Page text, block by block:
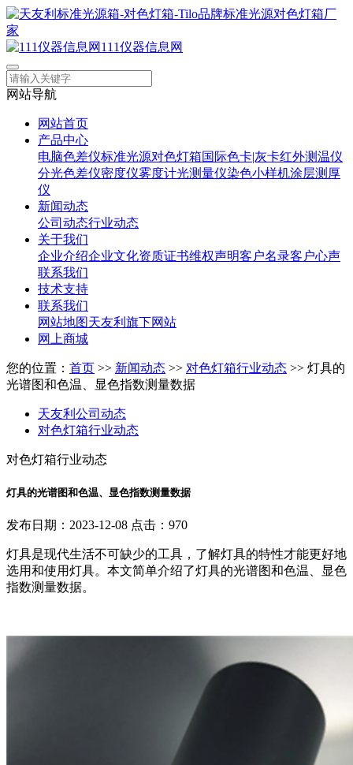
111仪器信息网
网站导航
网站首页
产品中心
电脑色差仪标准光源对色灯箱国际色卡|灰卡红外测温仪
分光色差仪密度仪雾度计光测量仪染色小样机涂层测厚
仪
新闻动态
公司动态行业动态
关于我们
企业介绍企业文化资质证书维权声明客户名录客户心声
联系我们
技术支持
联系我们
网站地图天友利旗下网站
网上商城
您的位置： 首页 >> 新闻动态 >> 对色灯箱行业动态 >> 灯具的
光谱图和色温、显色指数测量数据
天友利公司动态
对色灯箱行业动态
对色灯箱行业动态
灯具的光谱图和色温、显色指数测量数据
发布日期：2023-12-08 点击：970
灯具是现代生活不可缺少的工具，了解灯具的特性才能更好地
选用和使用灯具。本文简单介绍了灯具的光谱图和色温、显色
指数测量数据。